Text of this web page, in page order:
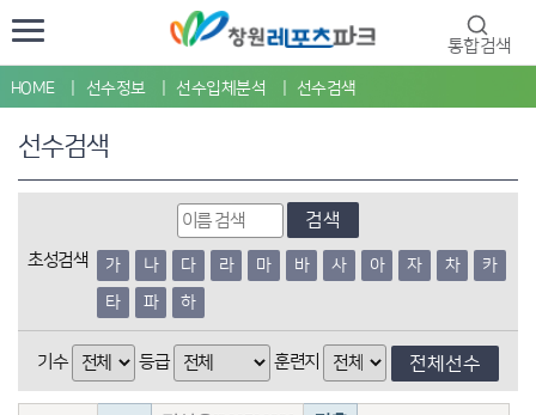
통합검색
HOME 선수정보 선수입체분석 선수검색
선수검색
검색
초성검색 가 나 다 라 마 바 사 아 자 차
카
타
파 하
기수 등급 훈련지 전체선수